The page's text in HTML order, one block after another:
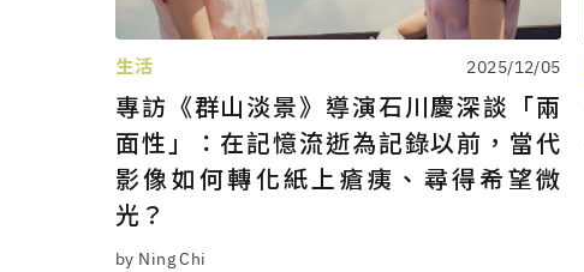
生活 2025/12/05
專訪《群山淡景》導演石川慶深談「兩
面性」：在記憶流逝為記錄以前，當代
影像如何轉化紙上瘡痍、尋得希望微
光？
by Ning Chi